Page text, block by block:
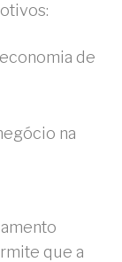
de
na
que a